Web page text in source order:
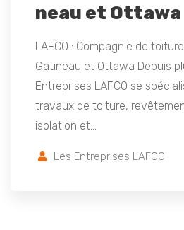
neau et Ottawa
LAFCO : Compagnie de
Gatineau et Ottawa Depuis
Entreprises LAFCO se
travaux de toiture,
isolation et…
Les Entreprises LAFCO